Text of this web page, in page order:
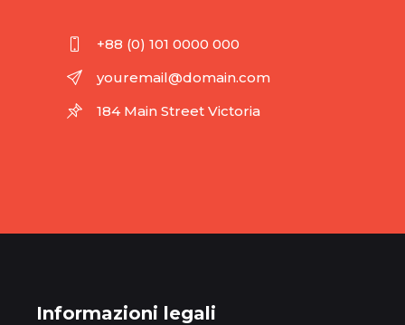
+88 (0) 101 0000 000
youremail@domain.com
184 Main Street Victoria
Informazioni legali